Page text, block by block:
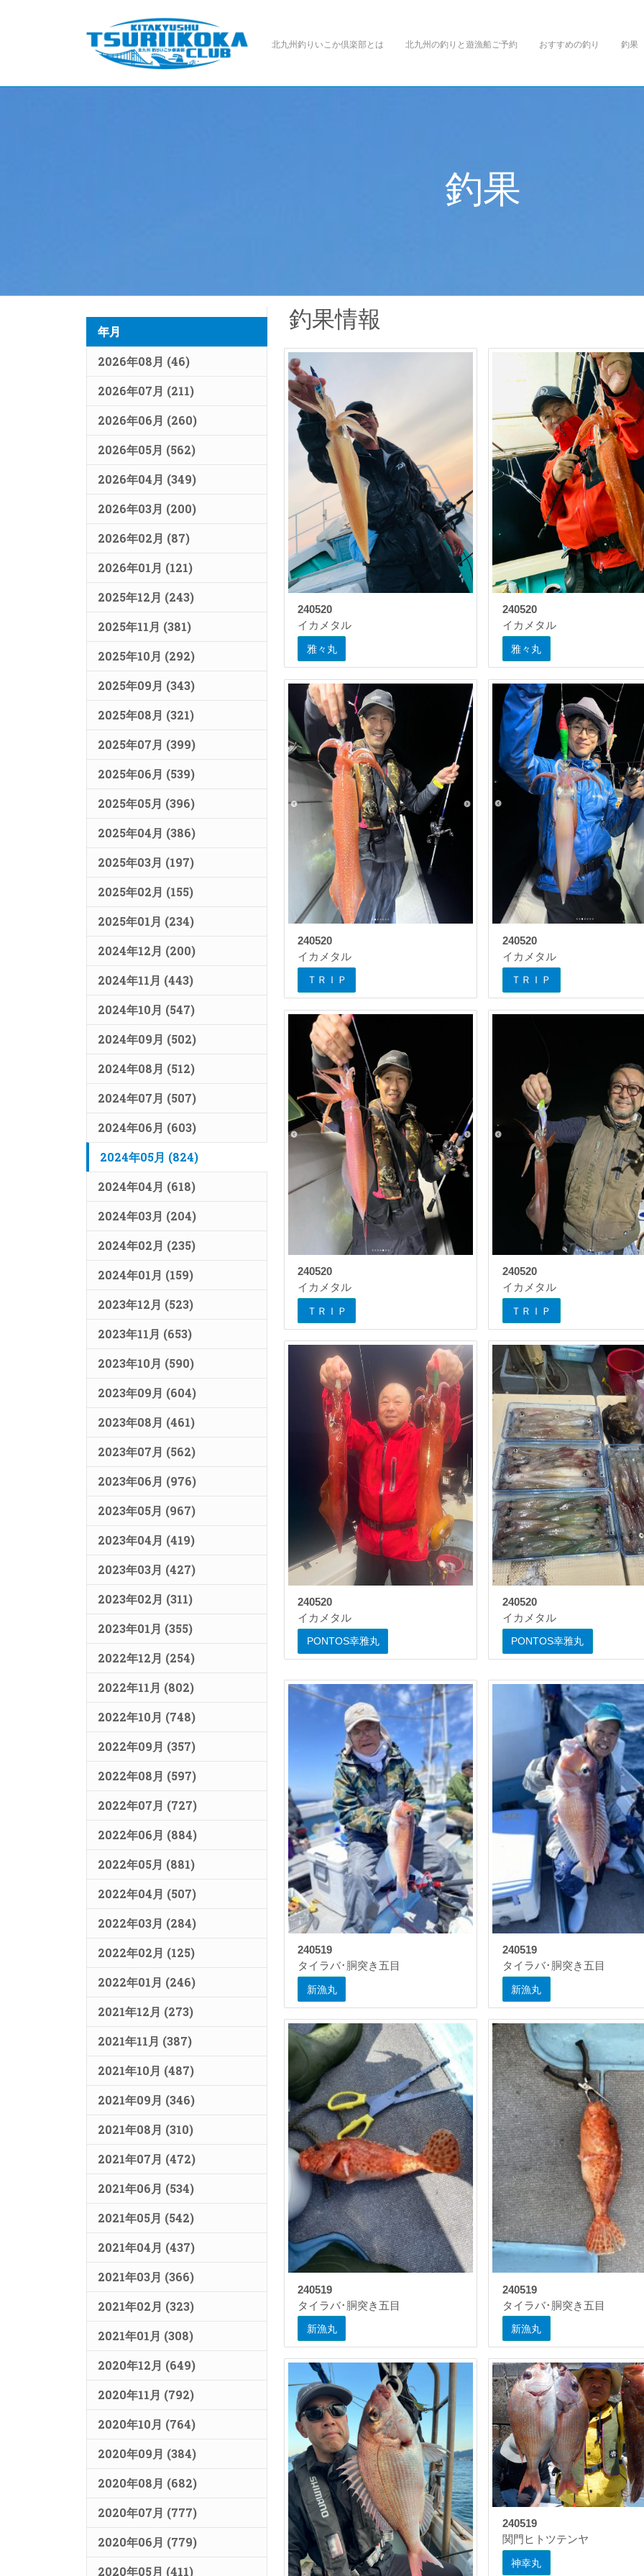
北九州釣りいこか倶楽部とは 北九州の釣りと遊漁船ご予約 おすすめの釣り 釣果
.
釣果
釣果情報
240520
イカメタル
雅々丸
240520
イカメタル
雅々丸
240520
イカメタル
ＴＲＩＰ
240520
イカメタル
ＴＲＩＰ
240520
イカメタル
ＴＲＩＰ
240520
イカメタル
ＴＲＩＰ
240520
イカメタル
PONTOS幸雅丸
240520
イカメタル
PONTOS幸雅丸
240519
タイラバ･胴突き五目
新漁丸
240519
タイラバ･胴突き五目
新漁丸
240519
タイラバ･胴突き五目
新漁丸
240519
タイラバ･胴突き五目
新漁丸
240519
関門ヒトツテンヤ
神幸丸
年月
2026年08月 (46)
2026年07月 (211)
2026年06月 (260)
2026年05月 (562)
2026年04月 (349)
2026年03月 (200)
2026年02月 (87)
2026年01月 (121)
2025年12月 (243)
2025年11月 (381)
2025年10月 (292)
2025年09月 (343)
2025年08月 (321)
2025年07月 (399)
2025年06月 (539)
2025年05月 (396)
2025年04月 (386)
2025年03月 (197)
2025年02月 (155)
2025年01月 (234)
2024年12月 (200)
2024年11月 (443)
2024年10月 (547)
2024年09月 (502)
2024年08月 (512)
2024年07月 (507)
2024年06月 (603)
2024年05月 (824)
2024年04月 (618)
2024年03月 (204)
2024年02月 (235)
2024年01月 (159)
2023年12月 (523)
2023年11月 (653)
2023年10月 (590)
2023年09月 (604)
2023年08月 (461)
2023年07月 (562)
2023年06月 (976)
2023年05月 (967)
2023年04月 (419)
2023年03月 (427)
2023年02月 (311)
2023年01月 (355)
2022年12月 (254)
2022年11月 (802)
2022年10月 (748)
2022年09月 (357)
2022年08月 (597)
2022年07月 (727)
2022年06月 (884)
2022年05月 (881)
2022年04月 (507)
2022年03月 (284)
2022年02月 (125)
2022年01月 (246)
2021年12月 (273)
2021年11月 (387)
2021年10月 (487)
2021年09月 (346)
2021年08月 (310)
2021年07月 (472)
2021年06月 (534)
2021年05月 (542)
2021年04月 (437)
2021年03月 (366)
2021年02月 (323)
2021年01月 (308)
2020年12月 (649)
2020年11月 (792)
2020年10月 (764)
2020年09月 (384)
2020年08月 (682)
2020年07月 (777)
2020年06月 (779)
2020年05月 (411)